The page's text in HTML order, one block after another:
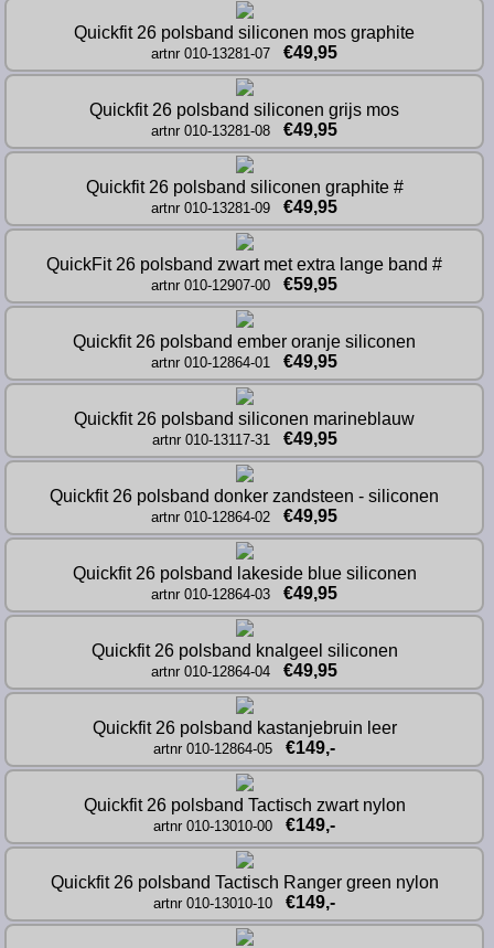
Quickfit 26 polsband siliconen mos graphite
artnr 010-13281-07 €49,95
Quickfit 26 polsband siliconen grijs mos
artnr 010-13281-08 €49,95
Quickfit 26 polsband siliconen graphite #
artnr 010-13281-09 €49,95
QuickFit 26 polsband zwart met extra lange band #
artnr 010-12907-00 €59,95
Quickfit 26 polsband ember oranje siliconen
artnr 010-12864-01 €49,95
Quickfit 26 polsband siliconen marineblauw
artnr 010-13117-31 €49,95
Quickfit 26 polsband donker zandsteen - siliconen
artnr 010-12864-02 €49,95
Quickfit 26 polsband lakeside blue siliconen
artnr 010-12864-03 €49,95
Quickfit 26 polsband knalgeel siliconen
artnr 010-12864-04 €49,95
Quickfit 26 polsband kastanjebruin leer
artnr 010-12864-05 €149,-
Quickfit 26 polsband Tactisch zwart nylon
artnr 010-13010-00 €149,-
Quickfit 26 polsband Tactisch Ranger green nylon
artnr 010-13010-10 €149,-